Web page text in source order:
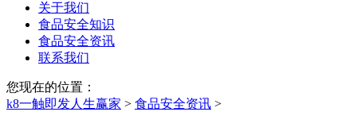
关于我们
食品安全知识
食品安全资讯
联系我们
您现在的位置：
k8一触即发人生赢家 > 食品安全资讯 >